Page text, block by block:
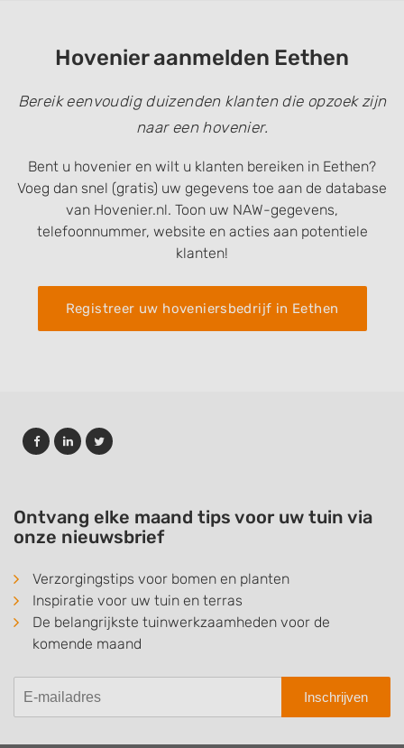
Hovenier aanmelden Eethen
Bereik eenvoudig duizenden klanten die opzoek zijn
naar een hovenier.
Bent u hovenier en wilt u klanten bereiken in Eethen?
Voeg dan snel (gratis) uw gegevens toe aan de database
van Hovenier.nl. Toon uw NAW-gegevens,
telefoonnummer, website en acties aan potentiele
klanten!
Registreer uw hoveniersbedrijf in Eethen
Ontvang elke maand tips voor uw tuin via
onze nieuwsbrief
Verzorgingstips voor bomen en planten
Inspiratie voor uw tuin en terras
De belangrijkste tuinwerkzaamheden voor de
komende maand
Inschrijven